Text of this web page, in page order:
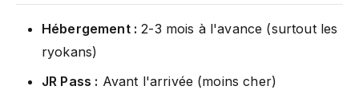
Hébergement : 2-3 mois à l'avance (surtout les
ryokans)
JR Pass : Avant l'arrivée (moins cher)